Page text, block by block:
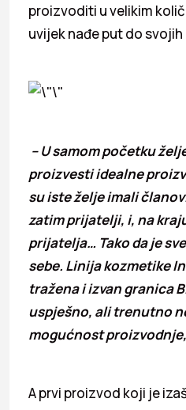
proizvoditi u velikim
uvijek nađe put do
– U samom početku
proizvesti idealne
su iste želje imali
zatim prijatelji, i, na
prijatelja… Tako da je
sebe. Linija kozmetike
tražena i izvan granica
uspješno, ali trenutno
mogućnost
A prvi proizvod koji je